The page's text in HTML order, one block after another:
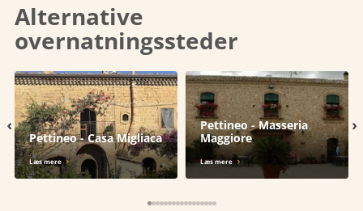
Alternative
overnatningssteder
Pettineo - Casa Migliaca
Læs mere
Pettineo - Masseria
Maggiore
Læs mere
‹ ›